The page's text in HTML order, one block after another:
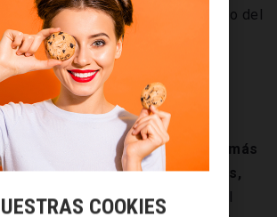
entender que el comportamiento del
misma exigencia
equipo reducen la capacidad
traduce en
tiempos de espera más
y, en muchos casos,
canalesde contacto. Aun así, el
COOKIES